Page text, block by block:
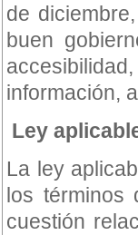
de
buen
información,
Ley
La ley
los
cuestión